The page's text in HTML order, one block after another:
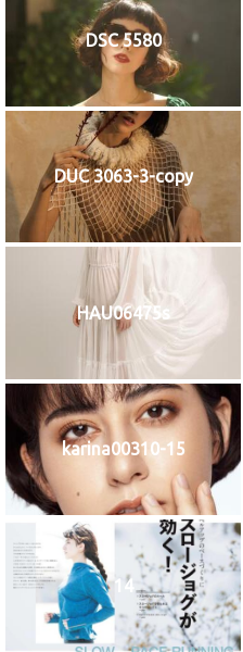
DSC 5580
DUC 3063-3-copy
HAU06475s
karina00310-15
14